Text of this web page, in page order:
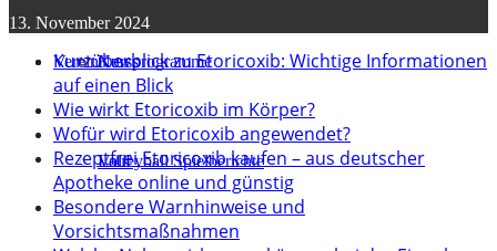
Kursprogramme
Lauf
News
Volleyball Spielberichte
Verein
13. November 2024
Kurzüberblick zu Etoricoxib: Wichtige Informationen
auf einen Blick
Wie wirkt Etoricoxib im Körper?
Wofür wird Etoricoxib angewendet?
Rezeptfrei Etoricoxib kaufen – aus deutscher
Apotheke online und günstig
Besondere Warnhinweise und
Vorsichtsmaßnahmen